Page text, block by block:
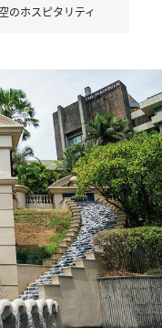
のホスピタリティ